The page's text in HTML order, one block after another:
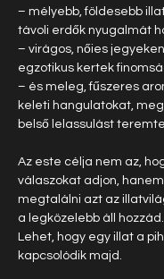
– mélyebb, földesebb
távoli erdők nyugalmát
– virágos, nőies
egzotikus kertek
– és meleg, fűszeres
keleti hangulatokat,
belső lelassulást
Az este célja nem az,
válaszokat adjon,
megtalálni azt az
a legközelebb áll hozzád.
Lehet, hogy egy illat a
kapcsolódik majd.